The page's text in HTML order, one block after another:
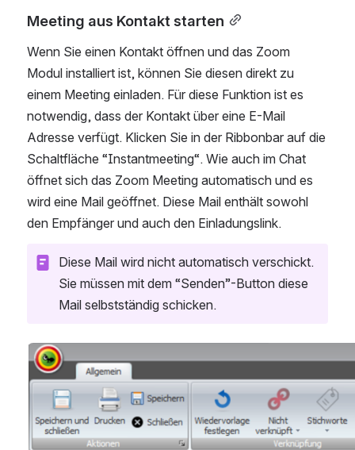
Meeting aus Kontakt starten
Wenn Sie einen Kontakt öffnen und das Zoom
Modul installiert ist, können Sie diesen direkt zu
einem Meeting einladen. Für diese Funktion ist es
notwendig, dass der Kontakt über eine E-Mail
Adresse verfügt. Klicken Sie in der Ribbonbar auf die
Schaltfläche “Instantmeeting“. Wie auch im Chat
öffnet sich das Zoom Meeting automatisch und es
wird eine Mail geöffnet. Diese Mail enthält sowohl
den Empfänger und auch den Einladungslink.
Diese Mail wird nicht automatisch verschickt.
Sie müssen mit dem “Senden”-Button diese
Mail selbstständig schicken.
Open